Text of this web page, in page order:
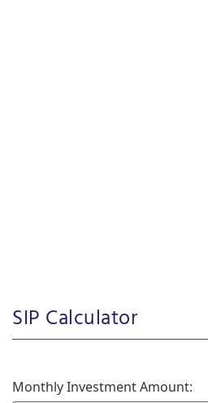
SIP Calculator
Monthly Investment Amount: